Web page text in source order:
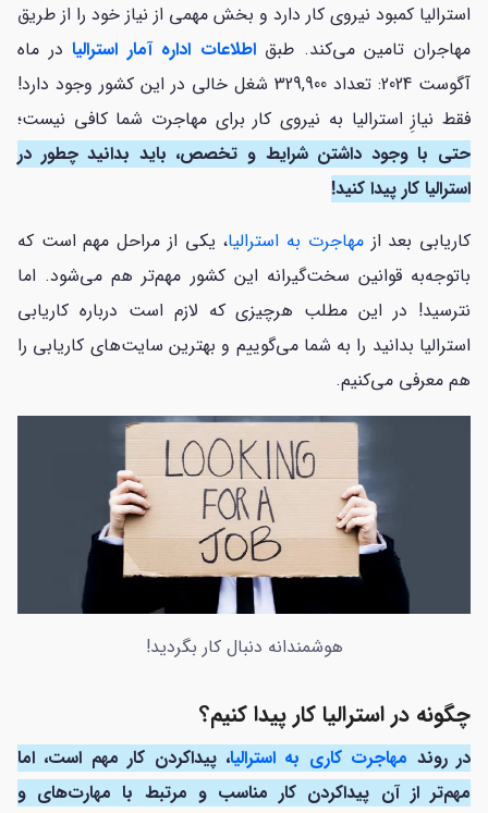
استرالیا کمبود نیروی کار دارد و بخش مهمی از نیاز خود را از طریق
مهاجران تامین می‌کند. طبقاطلاعات اداره آمار استرالیادر ماه
آگوست 2024: تعداد 329,900 شغل خالی در این کشور وجود دارد!
فقط نیازِ استرالیا به نیروی کار برای مهاجرت شما کافی نیست؛
حتی با وجود داشتن شرایط و تخصص، باید بدانید چطور در
استرالیا کار پیدا کنید!
کاریابی بعد ازمهاجرت به استرالیا، یکی از مراحل مهم است که
باتوجه‌به قوانین سخت‌گیرانه این کشور مهم‌تر هم می‌شود. اما
نترسید! در این مطلب هرچیزی که لازم است درباره کاریابی
استرالیا بدانید را به شما می‌گوییم و بهترین سایت‌های کاریابی را
هم معرفی می‌کنیم.
هوشمندانه دنبال کار بگردید!
چگونه در استرالیا کار پیدا کنیم؟
در روند مهاجرت کاری به استرالیا، پیداکردن کار مهم است، اما
مهم‌تر از آن پیداکردن کار مناسب و مرتبط با مهارت‌های و